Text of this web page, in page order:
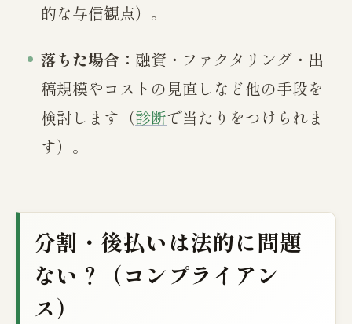
的な与信観点）。
落ちた場合： 融資・ファクタリング・出
稿規模やコストの見直しなど他の手段を
検討します（診断で当たりをつけられま
す）。
分割・後払いは法的に問題
ない？（コンプライアン
ス）